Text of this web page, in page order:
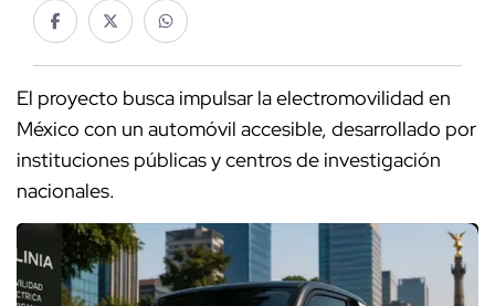
El proyecto busca impulsar la electromovilidad en
México con un automóvil accesible, desarrollado por
instituciones públicas y centros de investigación
nacionales.